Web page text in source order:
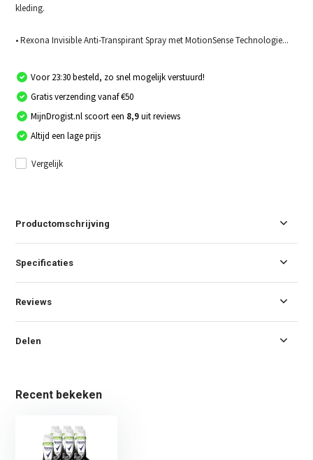
kleding.
• Rexona Invisible Anti-Transpirant Spray met MotionSense Technologie...
Voor 23:30 besteld, zo snel mogelijk verstuurd!
Gratis verzending vanaf €50
MijnDrogist.nl scoort een 8,9uit reviews
Altijd een lage prijs
Vergelijk
Productomschrijving
Specificaties
Reviews
Delen
Recent bekeken